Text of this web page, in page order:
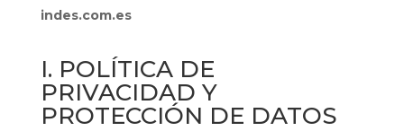
indes.com.es
I. POLÍTICA DE
PRIVACIDAD Y
PROTECCIÓN DE DATOS